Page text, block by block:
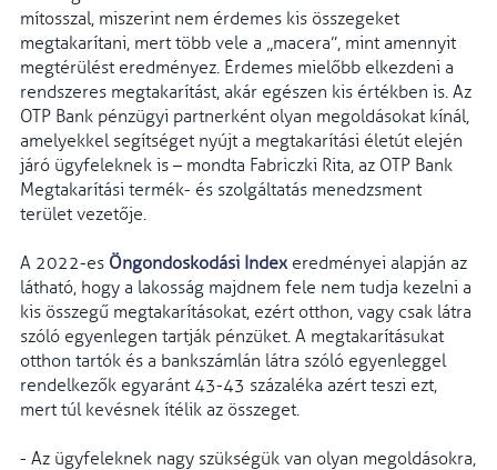
mítosszal, miszerint nem érdemes kis összegeket
megtakarítani, mert több vele a „macera”, mint amennyit
megtérülést eredményez. Érdemes mielőbb elkezdeni a
rendszeres megtakarítást, akár egészen kis értékben is. Az
OTP Bank pénzügyi partnerként olyan megoldásokat kínál,
amelyekkel segítséget nyújt a megtakarítási életút elején
járó ügyfeleknek is – mondta Fabriczki Rita, az OTP Bank
Megtakarítási termék- és szolgáltatás menedzsment
terület vezetője.
A 2022-es Öngondoskodási Indexeredményei alapján az
látható, hogy a lakosság majdnem fele nem tudja kezelni a
kis összegű megtakarításokat, ezért otthon, vagy csak látra
szóló egyenlegen tartják pénzüket. A megtakarításukat
otthon tartók és a bankszámlán látra szóló egyenleggel
rendelkezők egyaránt 43-43 százaléka azért teszi ezt,
mert túl kevésnek ítélik az összeget.
- Az ügyfeleknek nagy szükségük van olyan megoldásokra,